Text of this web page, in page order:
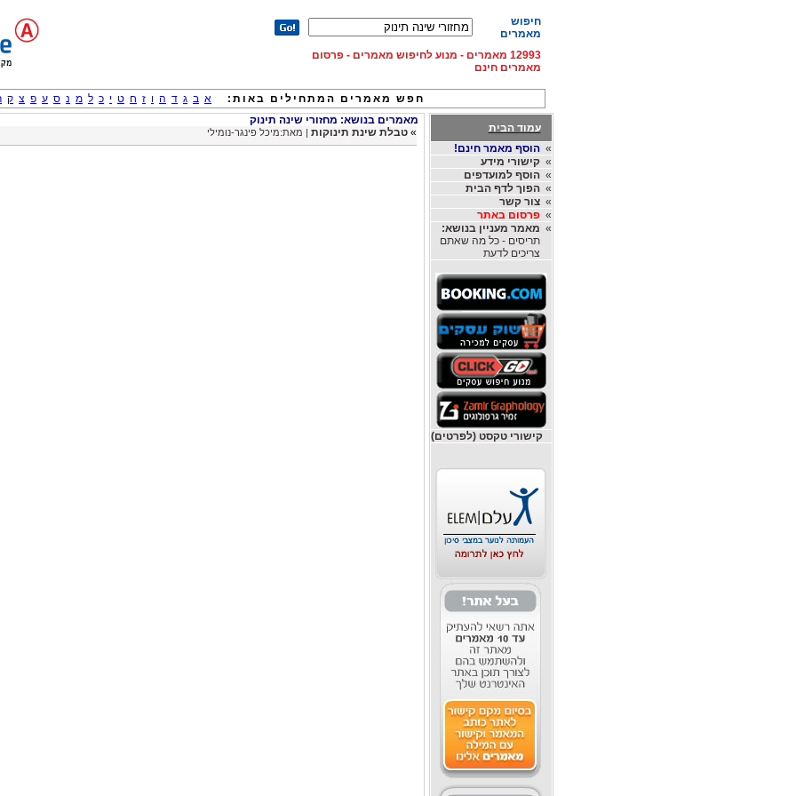
חיפוש
מאמרים
12993 מאמרים - מנוע לחיפוש מאמרים - פרסום
מאמרים חינם
חפש מאמרים המתחילים באות: א ב ג ד ה ו ז ח ט י כ ל מ נ ס ע פ צ ק
עמוד הבית
»הוסף מאמר חינם!
»קישורי מידע
»הוסף למועדפים
»הפוך לדף הבית
»צור קשר
»פרסום באתר
» מאמר מעניין בנושא:
תריסים - כל מה שאתם
צריכים לדעת
קישורי טקסט (לפרטים)
מאמרים בנושא: מחזורי שינה תינוק
» טבלת שינת תינוקות | מאת:מיכל פינגר-נומילי